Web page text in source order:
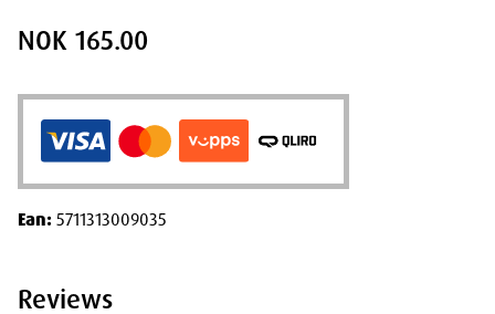
NOK 165.00
Ean:5711313009035
Reviews